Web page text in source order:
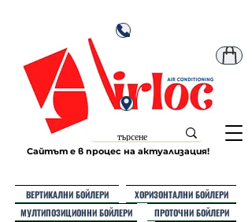
Сайтът е в процес на актуализация!
ВЕРТИКАЛНИ БОЙЛЕРИ
ХОРИЗОНТАЛНИ БОЙЛЕРИ
МУЛТИПОЗИЦИОННИ БОЙЛЕРИ
ПРОТОЧНИ БОЙЛЕРИ